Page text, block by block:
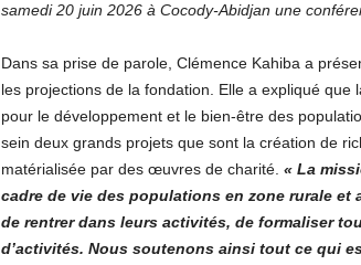
samedi 20 juin 2026 à Cocody-Abidjan une
Dans sa prise de parole, Clémence Kahiba a
les projections de la fondation. Elle a expliqué que
pour le développement et le bien-être des
sein deux grands projets que sont la création de
matérialisée par des œuvres de charité. « La
cadre de vie des populations en zone rurale
de rentrer dans leurs activités, de formaliser
d’activités. Nous soutenons ainsi tout ce qui